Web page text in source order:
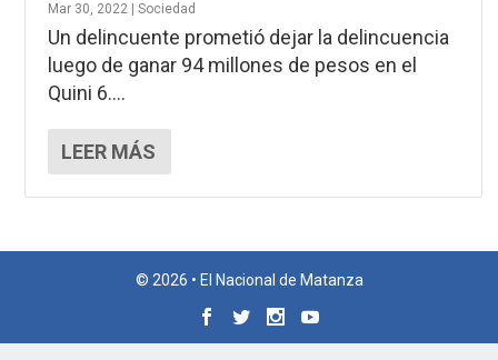
Mar 30, 2022 |Sociedad
Un delincuente prometió dejar la delincuencia
luego de ganar 94 millones de pesos en el
Quini 6....
LEER MÁS
© 2026 • El Nacional de Matanza